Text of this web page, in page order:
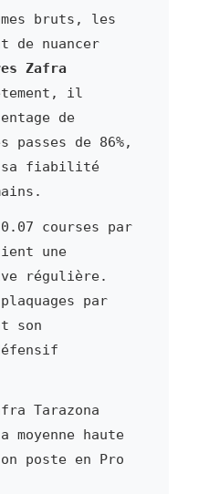
bruts, les
de nuancer
Zafra
il
de
passes de 86%,
sa fiabilité
0.07 courses par
une
régulière.
par
son
Tarazona
haute
poste en Pro